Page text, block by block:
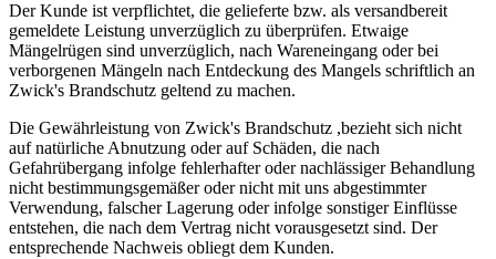
Der Kunde ist verpflichtet, die gelieferte bzw. als versandbereit
gemeldete Leistung unverzüglich zu überprüfen. Etwaige
Mängelrügen sind unverzüglich, nach Wareneingang oder bei
verborgenen Mängeln nach Entdeckung des Mangels schriftlich an
Zwick's Brandschutz geltend zu machen.
Die Gewährleistung von Zwick's Brandschutz ,bezieht sich nicht
auf natürliche Abnutzung oder auf Schäden, die nach
Gefahrübergang infolge fehlerhafter oder nachlässiger Behandlung
nicht bestimmungsgemäßer oder nicht mit uns abgestimmter
Verwendung, falscher Lagerung oder infolge sonstiger Einflüsse
entstehen, die nach dem Vertrag nicht vorausgesetzt sind. Der
entsprechende Nachweis obliegt dem Kunden.